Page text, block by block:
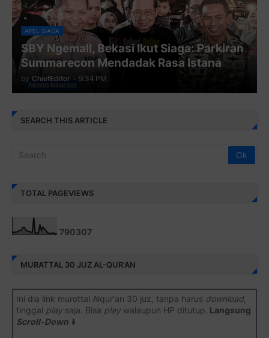
APEL SIAGA
SBY Ngemall, Bekasi Ikut Siaga: Parkiran
Summarecon Mendadak Rasa Istana
by ChiefEditor - 9:34 PM
SEARCH THIS ARTICLE
TOTAL PAGEVIEWS
790307
MURATTAL 30 JUZ AL-QUR'AN
Ini dia link murottal Alqur'an 30 juz, tanpa harus download,
tinggal playsaja. Bisa playwalaupun HP ditutup. Langsung
Scroll-Down ⬇️